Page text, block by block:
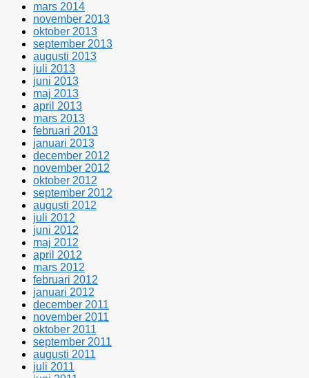
mars 2014
november 2013
oktober 2013
september 2013
augusti 2013
juli 2013
juni 2013
maj 2013
april 2013
mars 2013
februari 2013
januari 2013
december 2012
november 2012
oktober 2012
september 2012
augusti 2012
juli 2012
juni 2012
maj 2012
april 2012
mars 2012
februari 2012
januari 2012
december 2011
november 2011
oktober 2011
september 2011
augusti 2011
juli 2011